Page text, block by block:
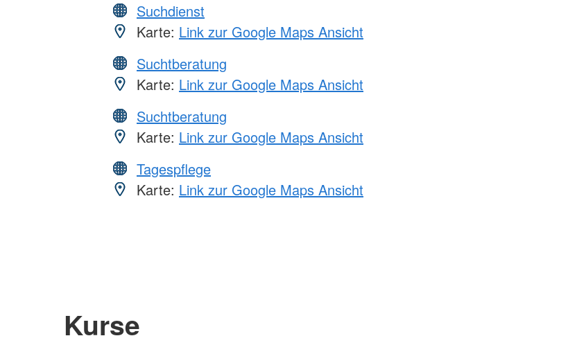
Suchdienst
Karte: Link zur Google Maps Ansicht
Suchtberatung
Karte: Link zur Google Maps Ansicht
Suchtberatung
Karte: Link zur Google Maps Ansicht
Tagespflege
Karte: Link zur Google Maps Ansicht
Kurse